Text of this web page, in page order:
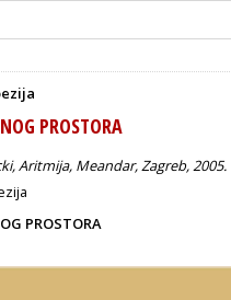
PROSTORA
Aritmija, Meandar, Zagreb, 2005.
PROSTORA